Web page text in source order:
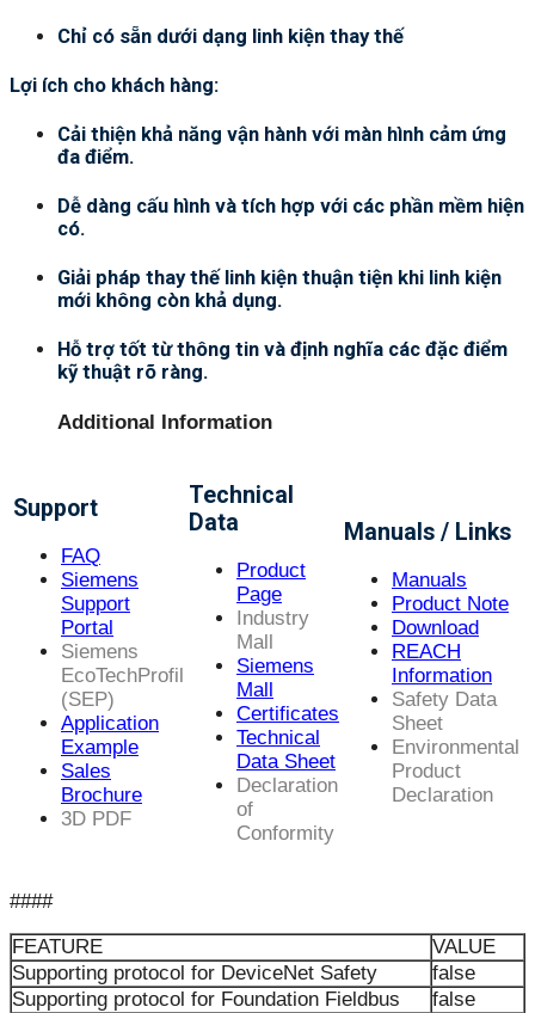
Chỉ có sẵn dưới dạng linh kiện thay thế
Lợi ích cho khách hàng:
Cải thiện khả năng vận hành với màn hình cảm ứng
đa điểm.
Dễ dàng cấu hình và tích hợp với các phần mềm hiện
có.
Giải pháp thay thế linh kiện thuận tiện khi linh kiện
mới không còn khả dụng.
Hỗ trợ tốt từ thông tin và định nghĩa các đặc điểm
kỹ thuật rõ ràng.
Additional Information
Support
FAQ
Siemens
Support
Portal
Siemens
EcoTechProfil
(SEP)
Application
Example
Sales
Brochure
3D PDF
Technical
Data
Product
Page
Industry
Mall
Siemens
Mall
Certificates
Technical
Data Sheet
Declaration
of
Conformity
Manuals / Links
Manuals
Product Note
Download
REACH
Information
Safety Data
Sheet
Environmental
Product
Declaration
####
FEATURE
VALUE
Supporting protocol for DeviceNet Safety
false
Supporting protocol for Foundation Fieldbus
false